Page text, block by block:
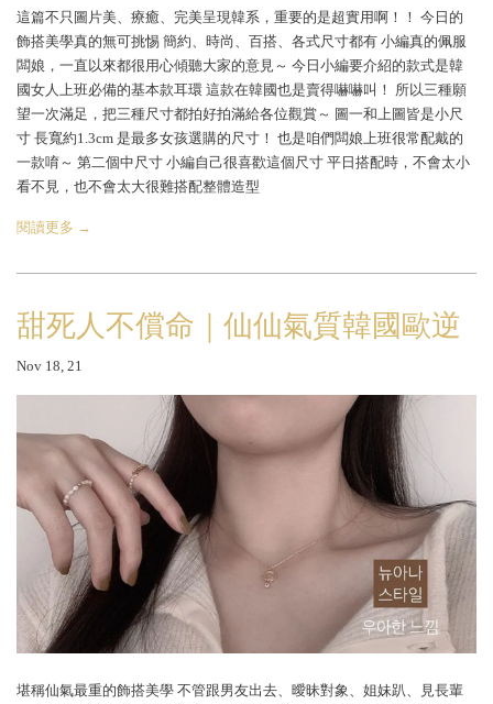
這篇不只圖片美、療癒、完美呈現韓系，重要的是超實用啊！！ 今日的
飾搭美學真的無可挑惕 簡約、時尚、百搭、各式尺寸都有 小編真的佩服
闆娘，一直以來都很用心傾聽大家的意見～ 今日小編要介紹的款式是韓
國女人上班必備的基本款耳環 這款在韓國也是賣得嚇嚇叫！ 所以三種願
望一次滿足，把三種尺寸都拍好拍滿給各位觀賞～ 圖一和上圖皆是小尺
寸 長寬約1.3cm 是最多女孩選購的尺寸！ 也是咱們闆娘上班很常配戴的
一款唷～ 第二個中尺寸 小編自己很喜歡這個尺寸 平日搭配時，不會太小
看不見，也不會太大很難搭配整體造型
閱讀更多 →
甜死人不償命｜仙仙氣質韓國歐逆
Nov 18, 21
堪稱仙氣最重的飾搭美學 不管跟男友出去、曖昧對象、姐妹趴、見長輩